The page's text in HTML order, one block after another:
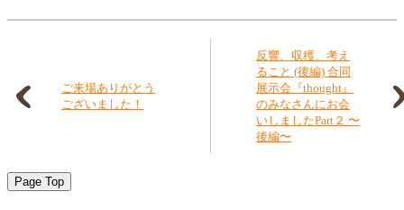
ご来場ありがとう
ございました！
反響、収穫、考え
ること (後編) 合同
展示会『thought』
のみなさんにお会
いしましたPart２ 〜
後編〜
Page Top